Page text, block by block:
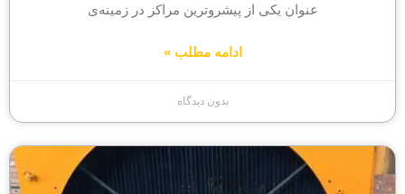
عنوان یکی از پیشروترین مراکز در زمینه‌ی
ادامه مطلب »
بدون دیدگاه